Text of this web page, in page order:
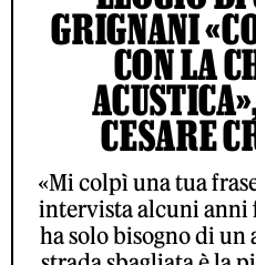
GRIGNANI
CON LA
CESARE
«Mi colpì una tua
intervista alcuni anni
ha solo bisogno di un